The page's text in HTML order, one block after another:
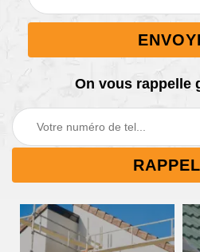
On vous rappelle